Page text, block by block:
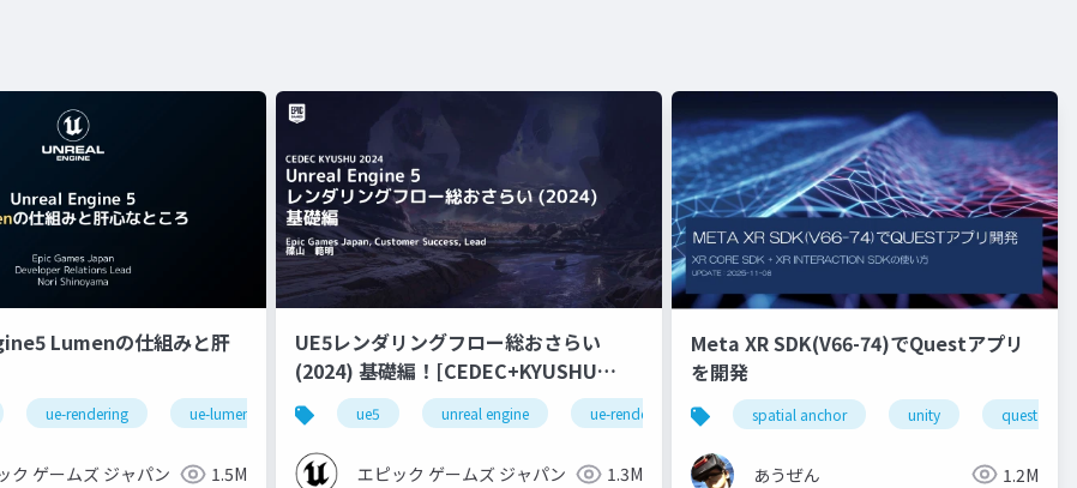
Lumenの仕組みと肝
ue-rendering ue-lumen
ク ゲームズ ジャパン 1.5M
UE5レンダリングフロー総おさらい
(2024) 基礎編！[CEDEC+KYUSHU
2024] ue5 unreal engine ue-rendering
エピック ゲームズ ジャパン 1.3M
Meta XR SDK(V66-74)でQuestアプリ
を開発
spatial anchor unity quest pro
あうぜん 1.2M